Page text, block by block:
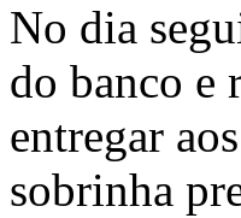
No dia
do banco e
entregar
sobrinha